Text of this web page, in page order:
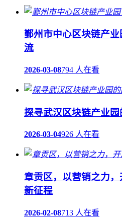
鄞州市中心区块链产
流
2026-03-08794 人在看
探寻武汉区块链产业园
2026-03-04926 人在看
章贡区，以营销之力
新征程
2026-02-08713 人在看